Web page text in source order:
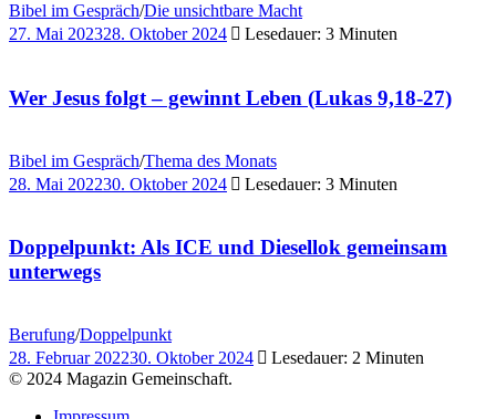
Bibel im Gespräch/Die unsichtbare Macht
27. Mai 202328. Oktober 2024 Lesedauer: 3 Minuten
Wer Jesus folgt – gewinnt Leben (Lukas 9,18-27)
Bibel im Gespräch/Thema des Monats
28. Mai 202230. Oktober 2024 Lesedauer: 3 Minuten
Doppelpunkt: Als ICE und Diesellok gemeinsam
unterwegs
Berufung/Doppelpunkt
28. Februar 202230. Oktober 2024
Lesedauer: 2 Minuten
© 2024 Magazin Gemeinschaft.